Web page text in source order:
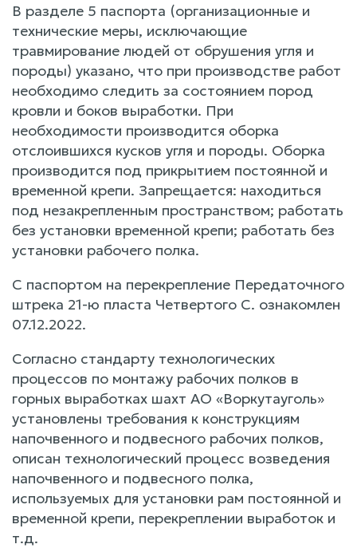
В разделе 5 паспорта (организационные и
технические меры, исключающие
травмирование людей от обрушения угля и
породы) указано, что при производстве работ
необходимо следить за состоянием пород
кровли и боков выработки. При
необходимости производится оборка
отслоившихся кусков угля и породы. Оборка
производится под прикрытием постоянной и
временной крепи. Запрещается: находиться
под незакрепленным пространством; работать
без установки временной крепи; работать без
установки рабочего полка.
С паспортом на перекрепление Передаточного
штрека 21-ю пласта Четвертого С. ознакомлен
07.12.2022.
Согласно стандарту технологических
процессов по монтажу рабочих полков в
горных выработках шахт АО «Воркутауголь»
установлены требования к конструкциям
напочвенного и подвесного рабочих полков,
описан технологический процесс возведения
напочвенного и подвесного полка,
используемых для установки рам постоянной и
временной крепи, перекреплении выработок и
т.д.